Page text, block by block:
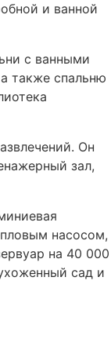
и ванной
с ванными
также спальню
Он
зал,
насосом,
на 40 000
сад и